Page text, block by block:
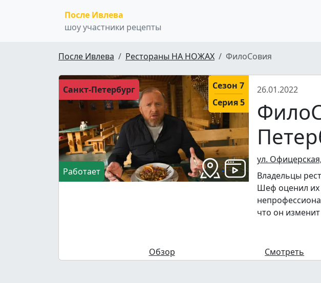
После Ивлева
шоу участники рецепты
После Ивлева Рестораны НА НОЖАХ ФилоСовия
Санкт-Петербург
Сезон 7
Серия 5
Работает
26.01.2022
ул.
Владельцы
Шеф оценил их
что он
Обзор Смотреть